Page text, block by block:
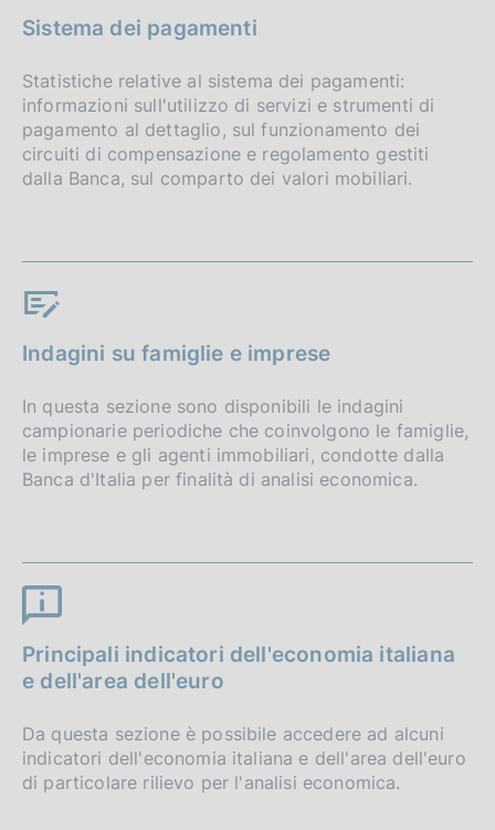
Sistema dei pagamenti
Statistiche relative al sistema dei pagamenti:
informazioni sull'utilizzo di servizi e strumenti di
pagamento al dettaglio, sul funzionamento dei
circuiti di compensazione e regolamento gestiti
dalla Banca, sul comparto dei valori mobiliari.
Indagini su famiglie e imprese
In questa sezione sono disponibili le indagini
campionarie periodiche che coinvolgono le famiglie,
le imprese e gli agenti immobiliari, condotte dalla
Banca d'Italia per finalità di analisi economica.
Principali indicatori dell'economia italiana
e dell'area dell'euro
Da questa sezione è possibile accedere ad alcuni
indicatori dell'economia italiana e dell'area dell'euro
di particolare rilievo per l'analisi economica.